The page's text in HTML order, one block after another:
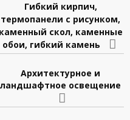
Гибкий кирпич,
термопанели с рисунком,
каменный скол, каменные
обои, гибкий камень
Архитектурное и
ландшафтное освещение